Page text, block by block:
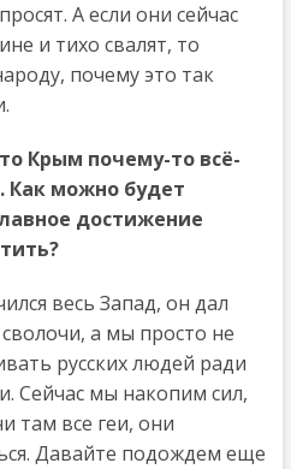
А если они сейчас
и тихо свалят, то
почему это так
Крым почему-то всё-
Как можно будет
достижение
весь Запад, он дал
а мы просто не
русских людей ради
Сейчас мы накопим сил,
там все геи, они
Давайте подождем еще